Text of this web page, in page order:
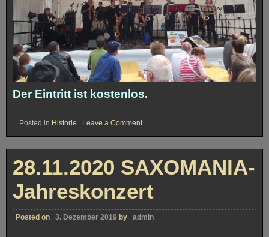
Der Eintritt ist kostenlos.
Posted in Historie Leave a Commenton
KONZERT
im
Trier
28.11.2020 SAXOMANIA-
Jahreskonzert
Posted on 3. Dezember 2019 by admin